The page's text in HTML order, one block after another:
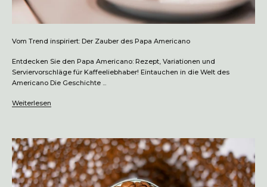
Vom Trend inspiriert: Der Zauber des Papa Americano
Entdecken Sie den Papa Americano: Rezept, Variationen und
Serviervorschläge für Kaffeeliebhaber! Eintauchen in die Welt des
Americano Die Geschichte ...
Weiterlesen